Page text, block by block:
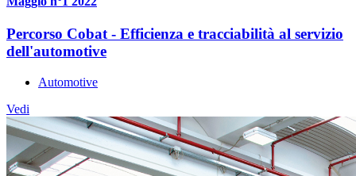
Percorso Cobat - Efficienza e tracciabilità al servizio
dell'automotive
Automotive
Vedi